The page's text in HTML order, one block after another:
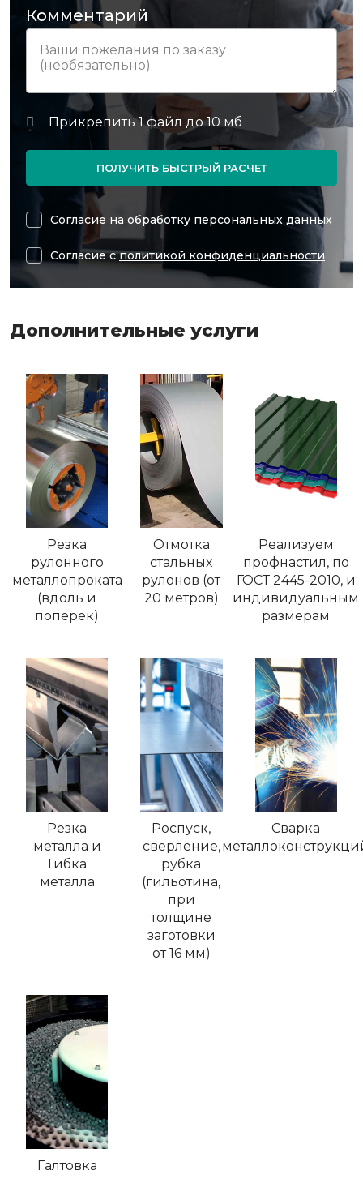
Комментарий
ПОЛУЧИТЬ БЫСТРЫЙ РАСЧЕТ
Согласие на обработку персональных данных
Согласие сполитикой конфиденциальности
Дополнительные услуги
Резка
рулонного
металлопроката
(вдоль и
поперек)
Отмотка
стальных
рулонов (от
20 метров)
Реализуем
профнастил, по
ГОСТ 2445-2010, и
индивидуальным
размерам
Резка
металла и
Гибка
металла
Роспуск,
сверление,
рубка
(гильотина,
при
толщине
заготовки
от 16 мм)
Сварка
Галтовка